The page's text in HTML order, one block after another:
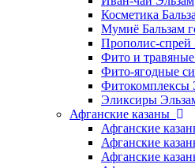
Косметика
Мумиё Бальзам
Прополис-спрей
Фито и
Фито-ягодные
Фитокомплексы
Эликсиры
Афганские казаны
Афганские
Афганские
Афганские